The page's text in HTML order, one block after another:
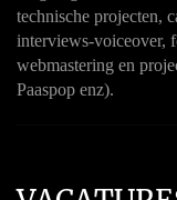
technische projecten,
interviews-voiceover,
webmastering en
Paaspop enz).